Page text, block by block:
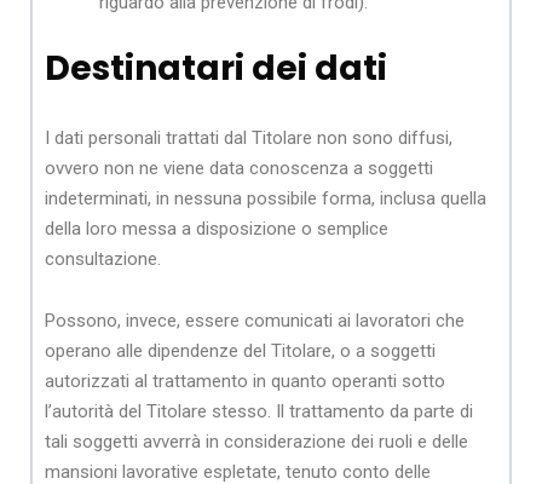
Destinatari dei dati
I dati personali trattati dal Titolare non sono diffusi,
ovvero non ne viene data conoscenza a soggetti
indeterminati, in nessuna possibile forma, inclusa quella
della loro messa a disposizione o semplice
consultazione.
Possono, invece, essere comunicati ai lavoratori che
operano alle dipendenze del Titolare, o a soggetti
autorizzati al trattamento in quanto operanti sotto
l’autorità del Titolare stesso. Il trattamento da parte di
tali soggetti avverrà in considerazione dei ruoli e delle
mansioni lavorative espletate, tenuto conto delle